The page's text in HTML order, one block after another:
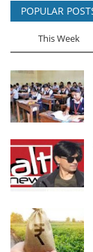
POPULAR
This Week